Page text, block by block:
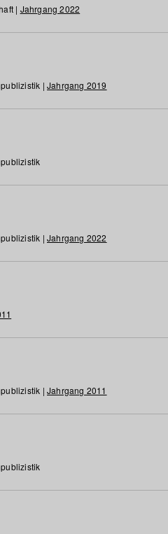
| Jahrgang 2022
| Jahrgang 2019
| Jahrgang 2022
| Jahrgang 2011